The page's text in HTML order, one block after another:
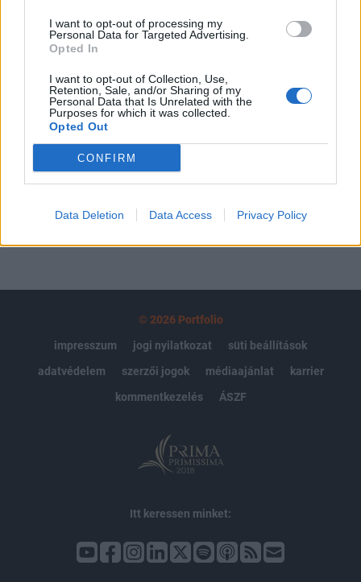
I want to opt-out of processing my
Personal Data for Targeted Advertising.
Opted In
I want to opt-out of Collection, Use,
Retention, Sale, and/or Sharing of my
Personal Data that Is Unrelated with the
Purposes for which it was collected.
Opted Out
CONFIRM
Data Deletion Data Access Privacy Policy
Az előfizetés a következőket tartalmazza:
Portfolio.hu teljes cikkarchívum
Kötéslisták: BÉT elmúlt 2 év napon belüli
kötéslistái
© 2026 Portfolio
impresszum
jogi nyilatkozat
süti beállítások
adatvédelem
szerzői jogok médiaajánlat
karrier
kommentkezelés
ÁSZF
Itt keressen minket: